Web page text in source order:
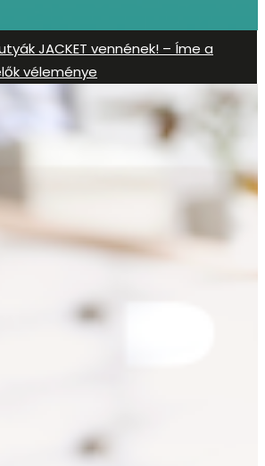
JACKET vennének! – Íme a
véleménye